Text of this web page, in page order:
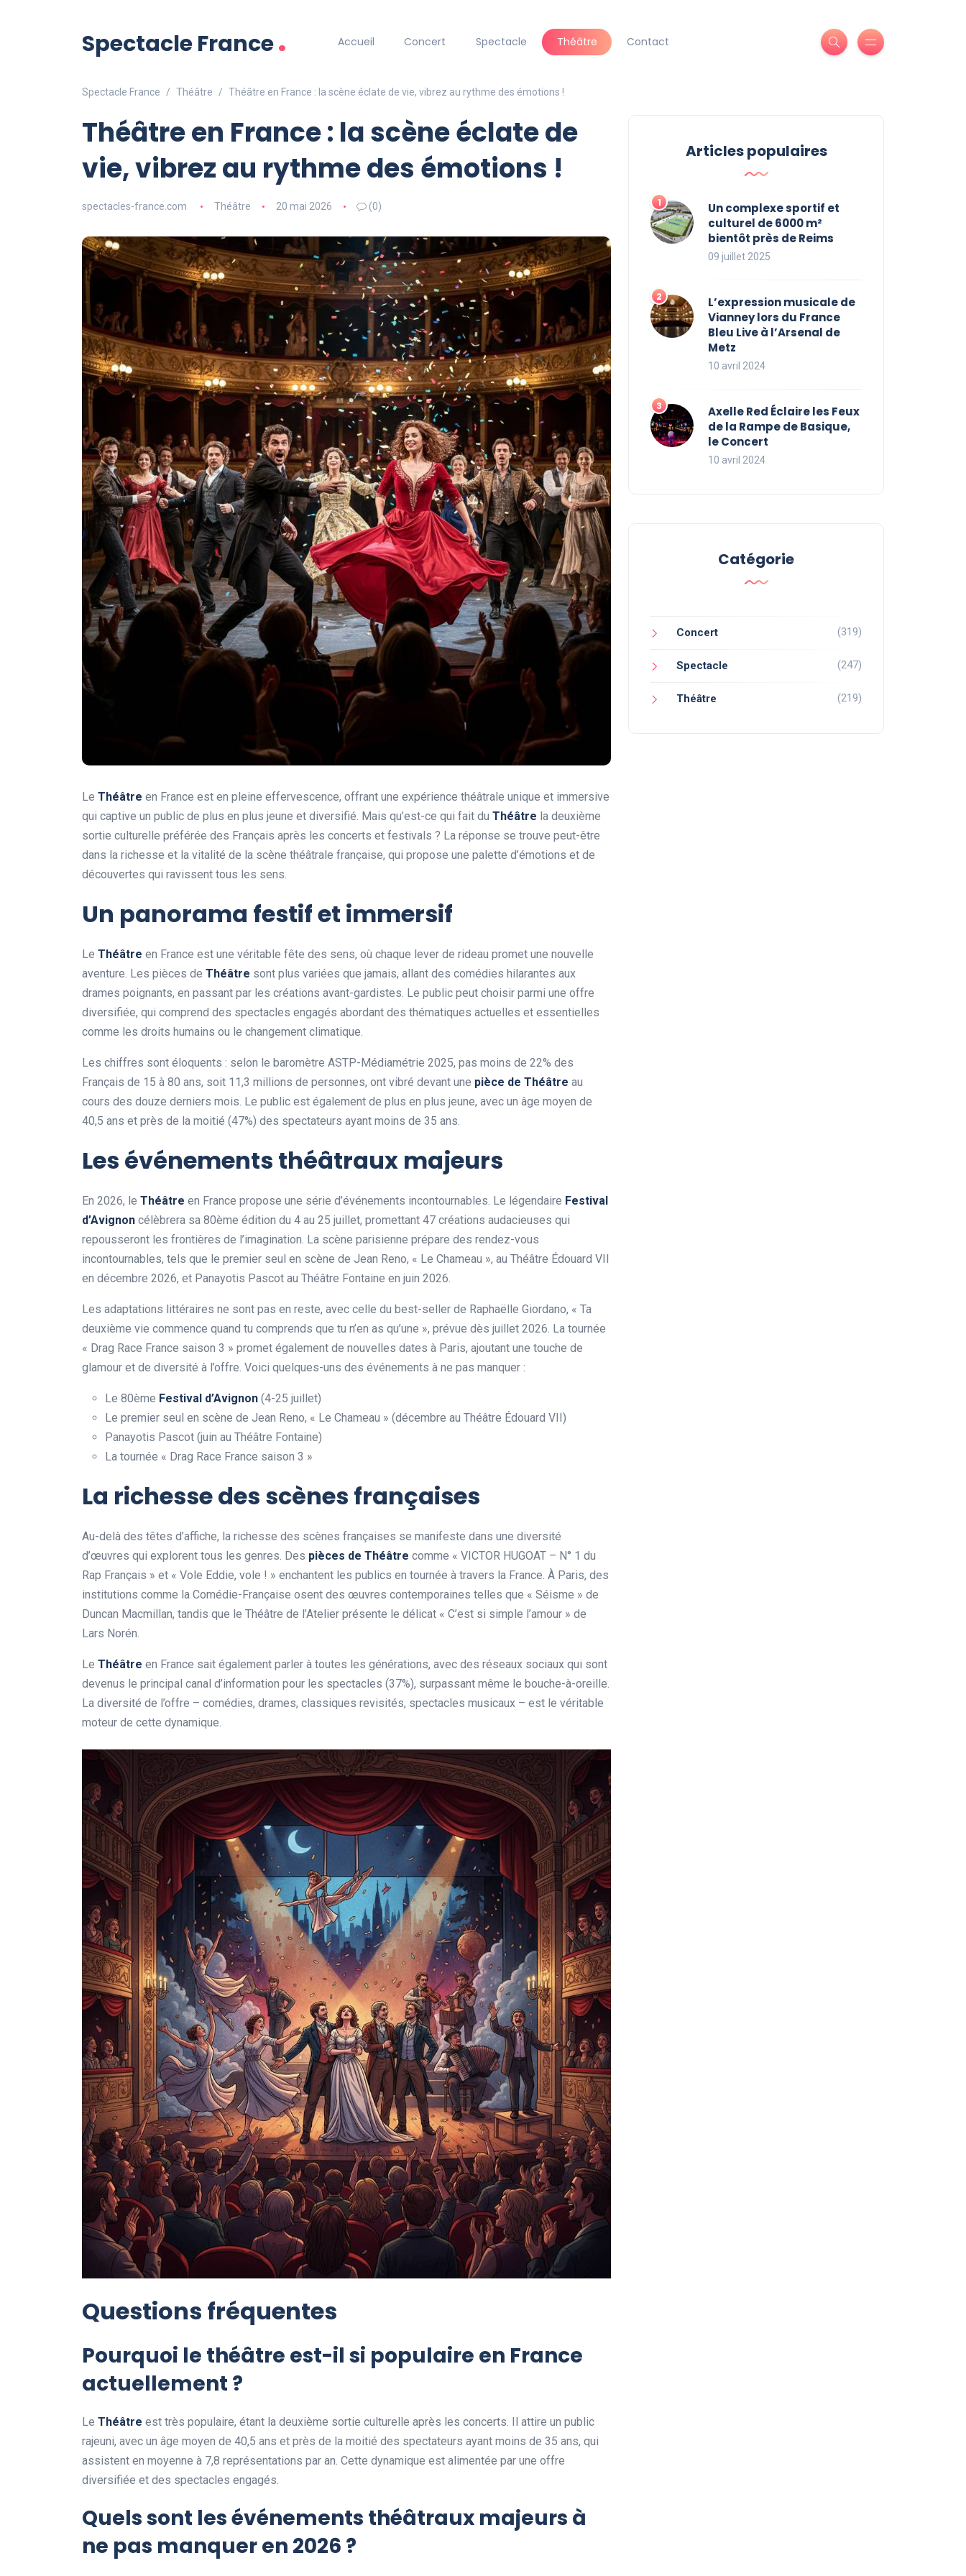
Spectacle France. Accueil Concert Spectacle Théâtre Contact
Spectacle France Théâtre Théâtre en France : la scène éclate de vie, vibrez au rythme des émotions !
Théâtre en France : la scène éclate de
vie, vibrez au rythme des émotions !
spectacles-france.com Théâtre 20 mai 2026 (0)
Le Théâtre en France est en pleine effervescence, offrant une expérience théâtrale unique et immersive
qui captive un public de plus en plus jeune et diversifié. Mais qu’est-ce qui fait du Théâtre la deuxième
sortie culturelle préférée des Français après les concerts et festivals ? La réponse se trouve peut-être
dans la richesse et la vitalité de la scène théâtrale française, qui propose une palette d’émotions et de
découvertes qui ravissent tous les sens.
Un panorama festif et immersif
Le Théâtre en France est une véritable fête des sens, où chaque lever de rideau promet une nouvelle
aventure. Les pièces de Théâtre sont plus variées que jamais, allant des comédies hilarantes aux
drames poignants, en passant par les créations avant-gardistes. Le public peut choisir parmi une offre
diversifiée, qui comprend des spectacles engagés abordant des thématiques actuelles et essentielles
comme les droits humains ou le changement climatique.
Les chiffres sont éloquents : selon le baromètre ASTP-Médiamétrie 2025, pas moins de 22% des
Français de 15 à 80 ans, soit 11,3 millions de personnes, ont vibré devant une pièce de Théâtre au
cours des douze derniers mois. Le public est également de plus en plus jeune, avec un âge moyen de
40,5 ans et près de la moitié (47%) des spectateurs ayant moins de 35 ans.
Les événements théâtraux majeurs
En 2026, le Théâtre en France propose une série d’événements incontournables. Le légendaire Festival
d’Avignon célèbrera sa 80ème édition du 4 au 25 juillet, promettant 47 créations audacieuses qui
repousseront les frontières de l’imagination. La scène parisienne prépare des rendez-vous
incontournables, tels que le premier seul en scène de Jean Reno, « Le Chameau », au Théâtre Édouard VII
en décembre 2026, et Panayotis Pascot au Théâtre Fontaine en juin 2026.
Les adaptations littéraires ne sont pas en reste, avec celle du best-seller de Raphaëlle Giordano, « Ta
deuxième vie commence quand tu comprends que tu n’en as qu’une », prévue dès juillet 2026. La tournée
« Drag Race France saison 3 » promet également de nouvelles dates à Paris, ajoutant une touche de
glamour et de diversité à l’offre. Voici quelques-uns des événements à ne pas manquer :
Le 80ème Festival d’Avignon (4-25 juillet)
Le premier seul en scène de Jean Reno, « Le Chameau » (décembre au Théâtre Édouard VII)
Panayotis Pascot (juin au Théâtre Fontaine)
La tournée « Drag Race France saison 3 »
La richesse des scènes françaises
Au-delà des têtes d’affiche, la richesse des scènes françaises se manifeste dans une diversité
d’œuvres qui explorent tous les genres. Des pièces de Théâtre comme « VICTOR HUGOAT – N° 1 du
Rap Français » et « Vole Eddie, vole ! » enchantent les publics en tournée à travers la France. À Paris, des
institutions comme la Comédie-Française osent des œuvres contemporaines telles que « Séisme » de
Duncan Macmillan, tandis que le Théâtre de l’Atelier présente le délicat « C’est si simple l’amour » de
Lars Norén.
Le Théâtre en France sait également parler à toutes les générations, avec des réseaux sociaux qui sont
devenus le principal canal d’information pour les spectacles (37%), surpassant même le bouche-à-oreille.
La diversité de l’offre – comédies, drames, classiques revisités, spectacles musicaux – est le véritable
moteur de cette dynamique.
Questions fréquentes
Pourquoi le théâtre est-il si populaire en France
actuellement ?
Le Théâtre est très populaire, étant la deuxième sortie culturelle après les concerts. Il attire un public
rajeuni, avec un âge moyen de 40,5 ans et près de la moitié des spectateurs ayant moins de 35 ans, qui
assistent en moyenne à 7,8 représentations par an. Cette dynamique est alimentée par une offre
diversifiée et des spectacles engagés.
Quels sont les événements théâtraux majeurs à
ne pas manquer en 2026 ?
Articles populaires
Un complexe sportif et
culturel de 6000 m²
bientôt près de Reims
09 juillet 2025
L’expression musicale de
Vianney lors du France
Bleu Live à l’Arsenal de
Metz
10 avril 2024
Axelle Red Éclaire les Feux
de la Rampe de Basique,
le Concert
10 avril 2024
Catégorie
Concert (319)
Spectacle (247)
Théâtre (219)